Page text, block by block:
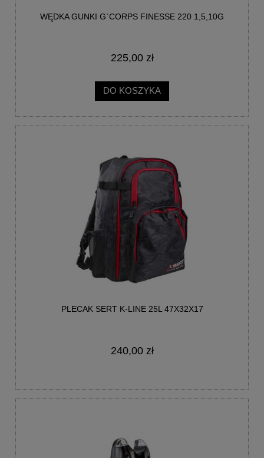
WĘDKA GUNKI G`CORPS FINESSE 220 1,5,10G
225,00 zł
DO KOSZYKA
PLECAK SERT K-LINE 25L 47X32X17
240,00 zł